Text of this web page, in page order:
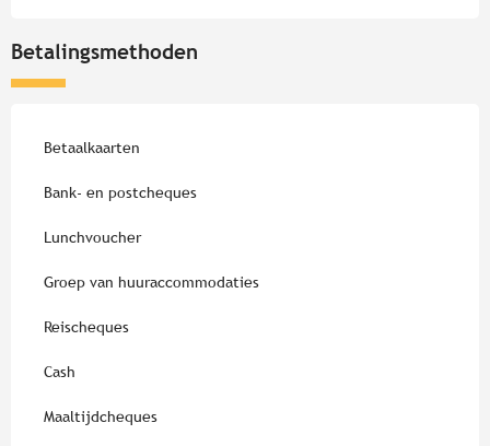
Betalingsmethoden
Betaalkaarten
Bank- en postcheques
Lunchvoucher
Groep van huuraccommodaties
Reischeques
Cash
Maaltijdcheques